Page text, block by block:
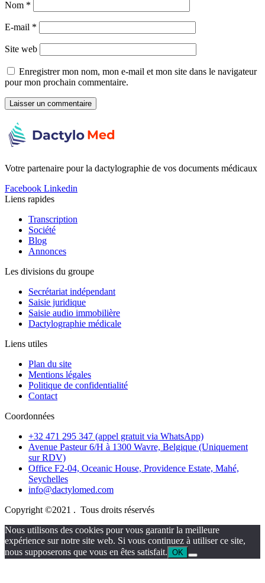
Nom *
E-mail *
Site web
Enregistrer mon nom, mon e-mail et mon site dans le navigateur
pour mon prochain commentaire.
Votre partenaire pour la dactylographie de vos documents médicaux
Facebook Linkedin
Liens rapides
Transcription
Société
Blog
Annonces
Les divisions du groupe
Secrétariat indépendant
Saisie juridique
Saisie audio immobilière
Dactylographie médicale
Liens utiles
Plan du site
Mentions légales
Politique de confidentialité
Contact
Coordonnées
+32 471 295 347 (appel gratuit via WhatsApp)
Avenue Pasteur 6/H à 1300 Wavre, Belgique (Uniquement
sur RDV)
Office F2-04, Oceanic House, Providence Estate, Mahé,
Seychelles
info@dactylomed.com
Copyright ©2021 . Tous droits réservés
Nous utilisons des cookies pour vous garantir la meilleure
expérience sur notre site web. Si vous continuez à utiliser ce site,
nous supposerons que vous en êtes satisfait. OK